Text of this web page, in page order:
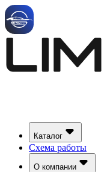
Каталог
Схема работы
О компании